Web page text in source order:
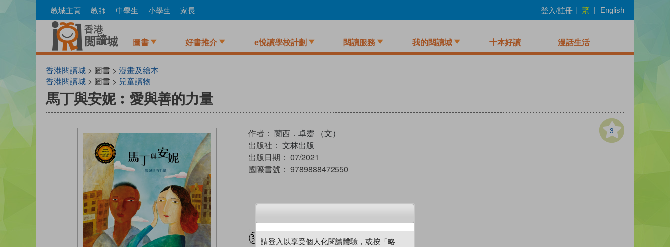
to
教城主頁 教師 中學生 小學生 家長 登入/註冊 | 繁 | English
圖書 好書推介 e悅讀學校計劃 閱讀服務 我的閱讀城 十本好讀 漫話生活
香港閱讀城 > 圖書 > 漫畫及繪本
香港閱讀城 > 圖書 > 兒童讀物
馬丁與安妮︰愛與善的力量
3
作者： 蘭西．卓靈 （文）
出版社： 文林出版
出版日期： 07/2021
國際書號： 9789888472550
試閲 加入閱讀紀錄
請登入以享受個人化閱讀體驗，或按「略